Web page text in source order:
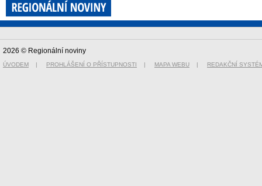
2026 © Regionální noviny
ÚVODEM | PROHLÁŠENÍ O PŘÍSTUPNOSTI | MAPA WEBU | REDAKČNÍ